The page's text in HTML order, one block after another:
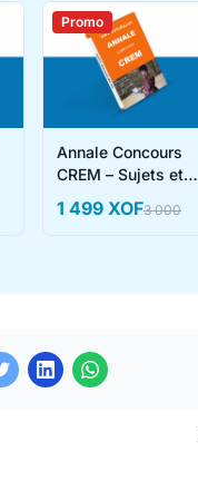
Promo
Annale Concours
CREM – Sujets et
1 499 XOF3 000